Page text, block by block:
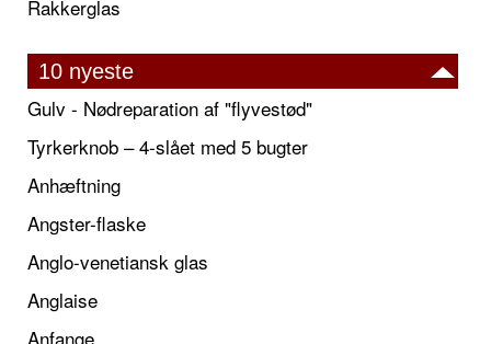
Rakkerglas
10 nyeste
Gulv - Nødreparation af "flyvestød"
Tyrkerknob – 4-slået med 5 bugter
Anhæftning
Angster-flaske
Anglo-venetiansk glas
Anglaise
Anfange